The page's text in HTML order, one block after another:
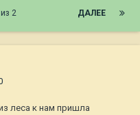
ДАЛЕЕ
2
леса к нам пришла